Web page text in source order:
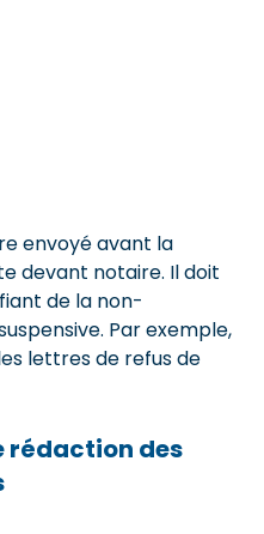
envoyé avant la
devant notaire. Il doit
de la non-
Par exemple,
lettres de refus de
rédaction des